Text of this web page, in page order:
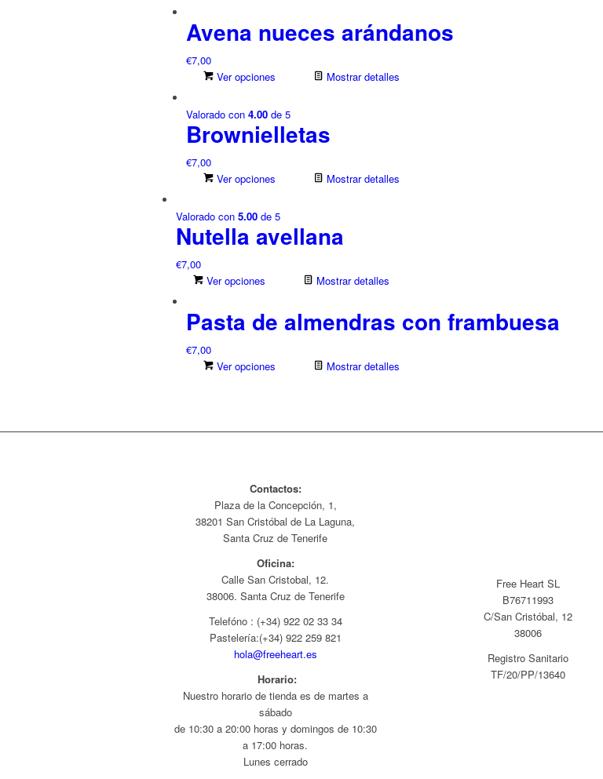
Avena nueces arándanos
€7,00
Ver opciones
Mostrar detalles
Valorado con 4.00 de 5
Brownielletas
€7,00
Ver opciones
Mostrar detalles
Valorado con 5.00 de 5
Nutella avellana
€7,00
Ver opciones
Mostrar detalles
Pasta de almendras con frambuesa
€7,00
Ver opciones
Mostrar detalles
Contactos:
Plaza de la Concepción, 1,
38201 San Cristóbal de La Laguna,
Santa Cruz de Tenerife
Oficina:
Calle San Cristobal, 12.
38006. Santa Cruz de Tenerife
Telefóno : (+34) 922 02 33 34
Pastelería:(+34) 922 259 821
hola@freeheart.es
Horario:
Nuestro horario de tienda es de martes a
sábado
de 10:30 a 20:00 horas y domingos de 10:30
a 17:00 horas.
Lunes cerrado
Free Heart SL
B76711993
C/San Cristóbal, 12
38006
Registro Sanitario
TF/20/PP/13640